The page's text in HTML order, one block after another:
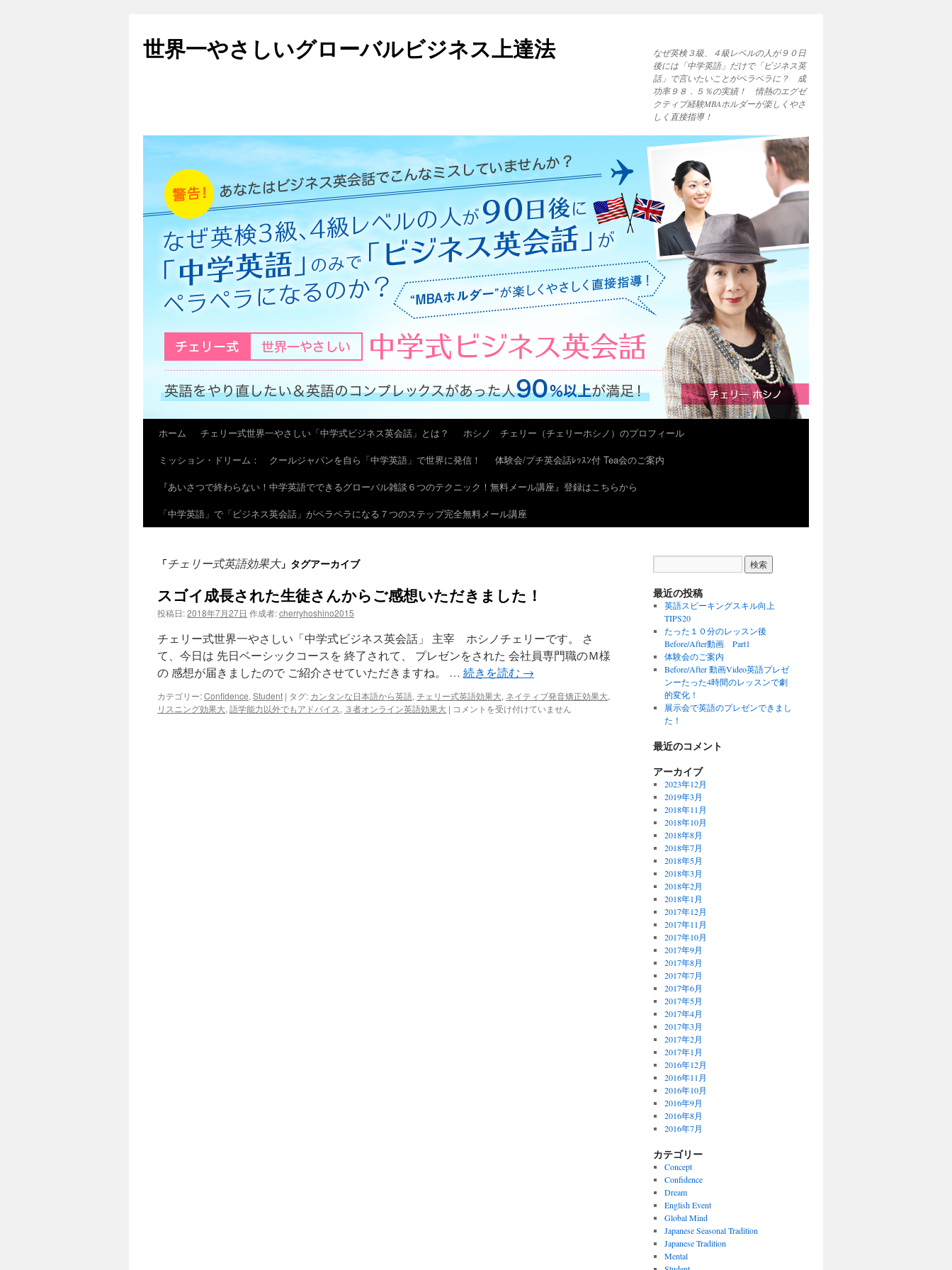
世界一やさしいグローバルビジネス上達法
なぜ英検３級、４級レベルの人が９０日
後には「中学英語」だけで「ビジネス英
話」で言いたいことがペラペラに？ 成
功率９８．５％の実績！ 情熱のエグゼ
クティブ経験MBAホルダーが楽しくやさ
しく直接指導！
プ
ホーム チェリー式世界一やさしい「中学式ビジネス英会話」とは？
ホシノ チェリー（チェリーホシノ）のプロフィール
ミッション・ドリーム： クールジャパンを自ら「中学英語」で世界に発信！
体験会/プチ英会話ﾚｯｽﾝ付 Tea会のご案内
『あいさつで終わらない！中学英語でできるグローバル雑談６つのテクニック！無料メール講座』登録はこちらから
「中学英語」で「ビジネス英会話」がペラペラになる７つのステップ完全無料メール講座
「チェリー式英語効果大」タグアーカイブ
スゴイ成長された生徒さんからご感想いただきました！
投稿日:2018年7月27日 作成者:cherryhoshino2015
チェリー式世界一やさしい「中学式ビジネス英会話」 主宰 ホシノチェリーです。 さ
て、今日は 先日ベーシックコースを 終了されて、 プレゼンをされた 会社員専門職のＭ様
の 感想が届きましたので ご紹介させていただきますね。 … 続きを読む →
カテゴリー:Confidence, Student | タグ: カンタンな日本語から英語, チェリー式英語効果大, ネイティブ発音矯正効果大,
リスニング効果大, 語学能力以外でもアドバイス, ３者オンライン英語効果大 | ス
コメントを受け付けていません
最近の投稿
英語スピーキングスキル向上
TIPS20
たった１０分のレッスン後
Before/After動画 Part1
体験会のご案内
Before/After 動画Video英語プレゼ
ンーたった4時間のレッスンで劇
的変化！
展示会で英語のプレゼンできまし
た！
最近のコメント
アーカイブ
2023年12月
2019年3月
2018年11月
2018年10月
2018年8月
2018年7月
2018年5月
2018年3月
2018年2月
2018年1月
2017年12月
2017年11月
2017年10月
2017年9月
2017年8月
2017年7月
2017年6月
2017年5月
2017年4月
2017年3月
2017年2月
2017年1月
2016年12月
2016年11月
2016年10月
2016年9月
2016年8月
2016年7月
カテゴリー
Concept
Confidence
Dream
English Event
Global Mind
Japanese Seasonal Tradition
Japanese Tradition
Mental